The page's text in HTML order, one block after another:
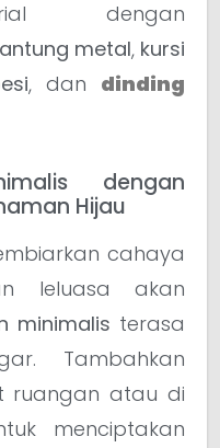
dengan
metal, kursi
, dan dinding
dengan
Hijau
cahaya
leluasa akan
minimalis terasa
Tambahkan
ruangan atau di
menciptakan